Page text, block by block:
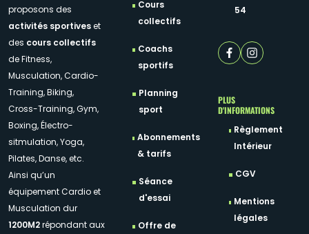
proposons des
activités sportiveset
des cours collectifs
de Fitness,
Musculation, Cardio-
Training, Biking,
Cross-Training, Gym,
Boxing, Électro-
sitmulation, Yoga,
Pilates, Danse, etc.
Ainsi qu’un
équipement Cardio et
Musculation dur
1200M2répondant aux
Cours
collectifs
Coachs
sportifs
Planning
sport
Abonnements
& tarifs
Séance
d'essai
Offre de
54
PLUS
D'INFORMATIONS
Règlement
Intérieur
CGV
Mentions
légales